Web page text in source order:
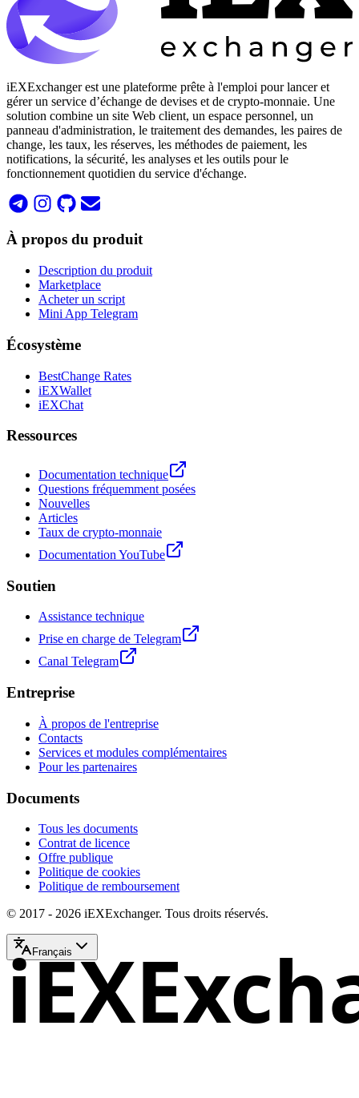
iEXExchanger est une plateforme prête à l'emploi pour lancer et
gérer un service d’échange de devises et de crypto-monnaie. Une
solution combine un site Web client, un espace personnel, un
panneau d'administration, le traitement des demandes, les paires de
change, les taux, les réserves, les méthodes de paiement, les
notifications, la sécurité, les analyses et les outils pour le
fonctionnement quotidien du service d'échange.
À propos du produit
Description du produit
Marketplace
Acheter un script
Mini App Telegram
Écosystème
BestChange Rates
iEXWallet
iEXChat
Ressources
Documentation technique
Questions fréquemment posées
Nouvelles
Articles
Taux de crypto-monnaie
Documentation YouTube
Soutien
Assistance technique
Prise en charge de Telegram
Canal Telegram
Entreprise
À propos de l'entreprise
Contacts
Services et modules complémentaires
Pour les partenaires
Documents
Tous les documents
Contrat de licence
Offre publique
Politique de cookies
Politique de remboursement
© 2017 - 2026 iEXExchanger. Tous droits réservés.
Français